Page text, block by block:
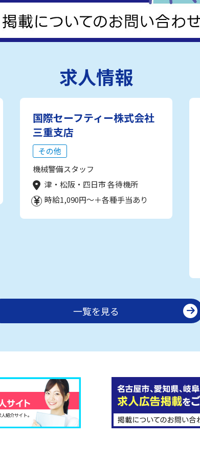
求人情報
国際セーフティー株式会社
三重支店
その他
機械警備スタッフ
津・松阪・四日市 各待機所
時給1,090円～＋各種手当あり
一覧を見る